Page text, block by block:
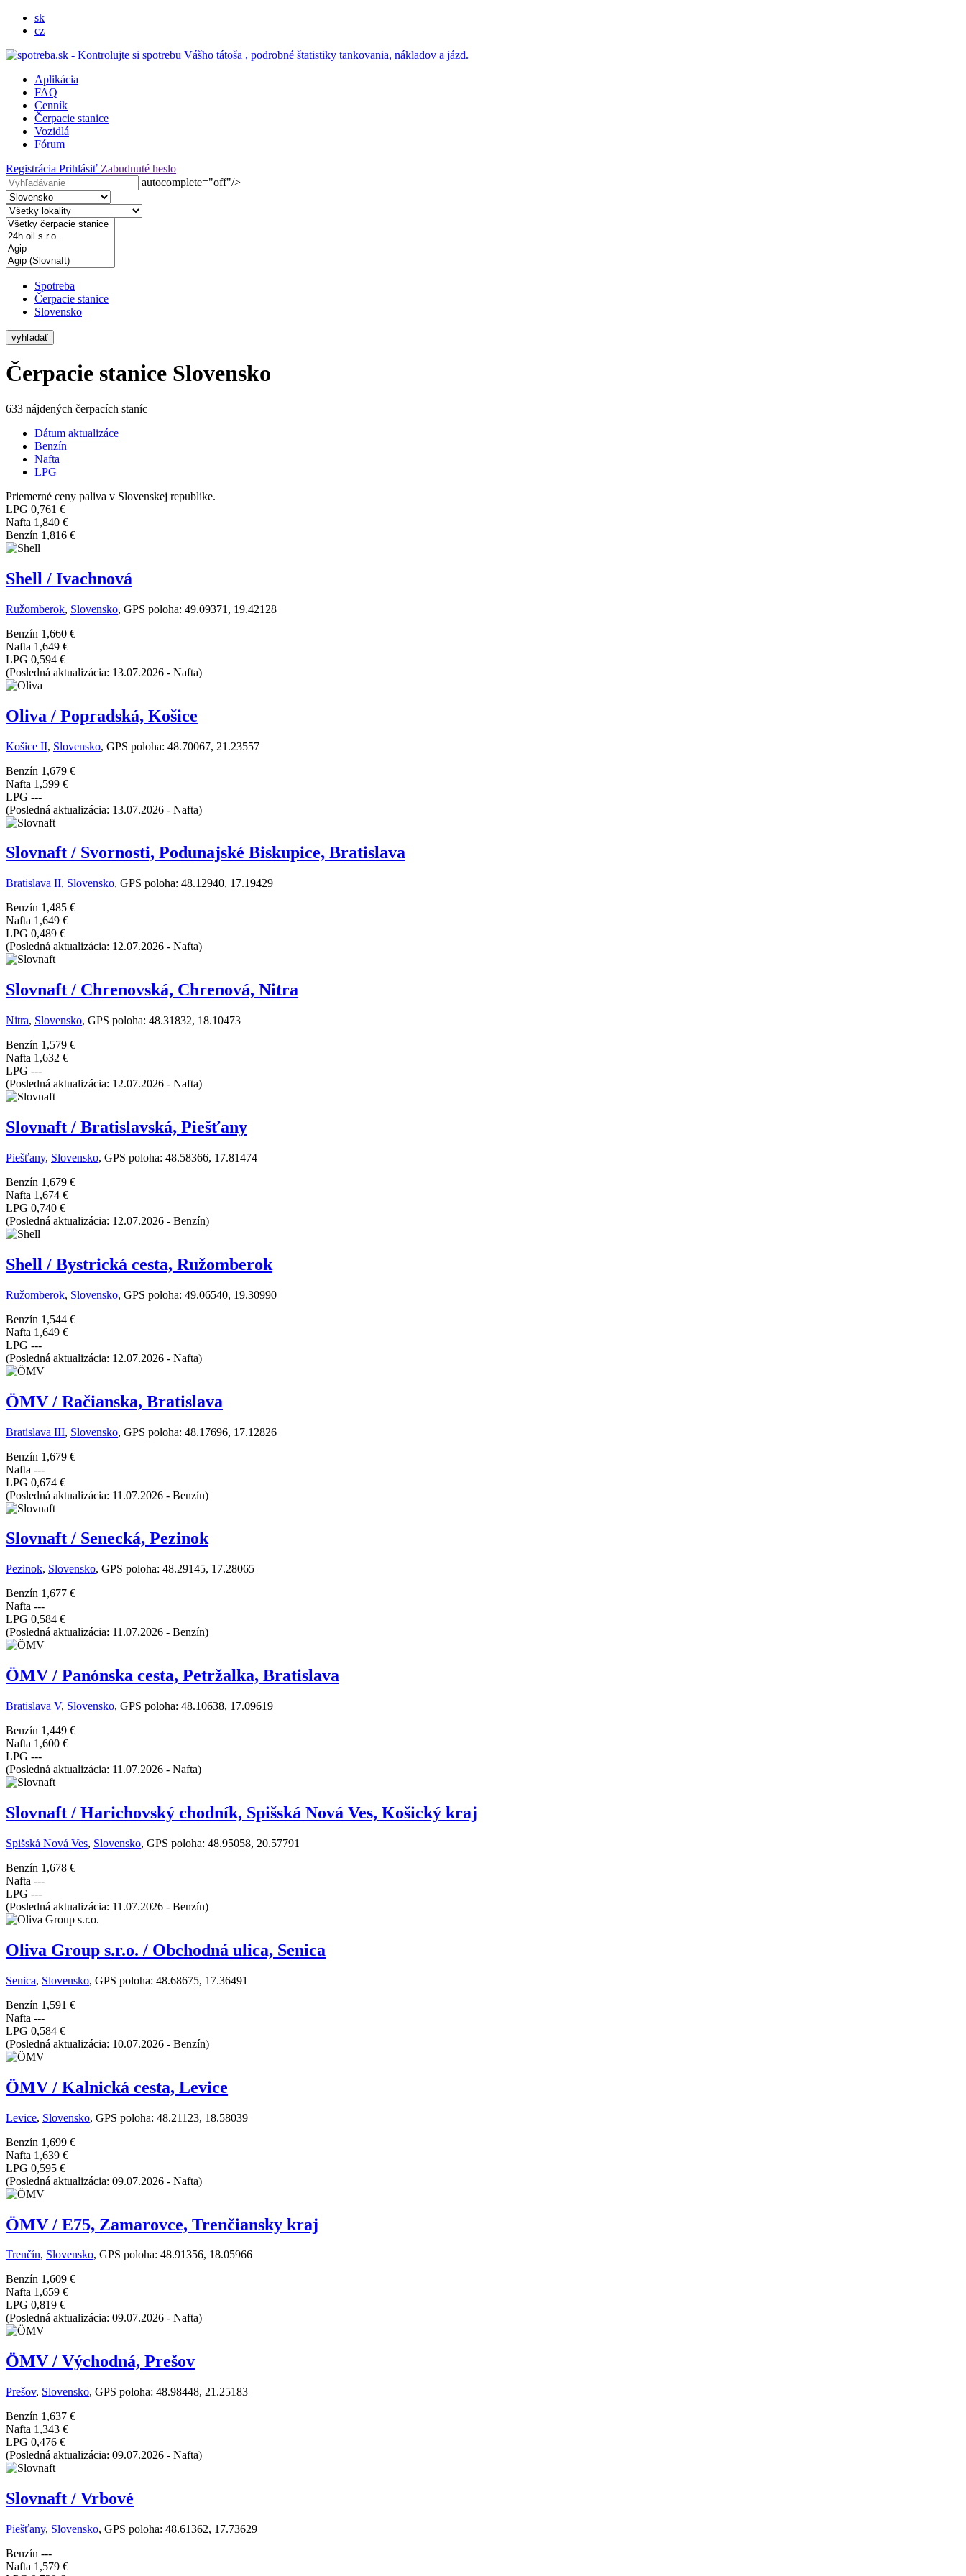
sk
cz
Aplikácia
FAQ
Cenník
Čerpacie stanice
Vozidlá
Fórum
Registrácia Prihlásiť Zabudnuté heslo
autocomplete="off"/>
Spotreba
Čerpacie stanice
Slovensko
vyhľadať
Čerpacie stanice Slovensko
633 nájdených čerpacích staníc
Dátum aktualizáce
Benzín
Nafta
LPG
Priemerné ceny paliva v Slovenskej republike.
LPG 0,761 €
Nafta 1,840 €
Benzín 1,816 €
Shell / Ivachnová
Ružomberok, Slovensko, GPS poloha: 49.09371, 19.42128
Benzín 1,660 €
Nafta 1,649 €
LPG 0,594 €
(Posledná aktualizácia: 13.07.2026 - Nafta)
Oliva / Popradská, Košice
Košice II, Slovensko, GPS poloha: 48.70067, 21.23557
Benzín 1,679 €
Nafta 1,599 €
LPG ---
(Posledná aktualizácia: 13.07.2026 - Nafta)
Slovnaft / Svornosti, Podunajské Biskupice, Bratislava
Bratislava II, Slovensko, GPS poloha: 48.12940, 17.19429
Benzín 1,485 €
Nafta 1,649 €
LPG 0,489 €
(Posledná aktualizácia: 12.07.2026 - Nafta)
Slovnaft / Chrenovská, Chrenová, Nitra
Nitra, Slovensko, GPS poloha: 48.31832, 18.10473
Benzín 1,579 €
Nafta 1,632 €
LPG ---
(Posledná aktualizácia: 12.07.2026 - Nafta)
Slovnaft / Bratislavská, Piešťany
Piešťany, Slovensko, GPS poloha: 48.58366, 17.81474
Benzín 1,679 €
Nafta 1,674 €
LPG 0,740 €
(Posledná aktualizácia: 12.07.2026 - Benzín)
Shell / Bystrická cesta, Ružomberok
Ružomberok, Slovensko, GPS poloha: 49.06540, 19.30990
Benzín 1,544 €
Nafta 1,649 €
LPG ---
(Posledná aktualizácia: 12.07.2026 - Nafta)
ÖMV / Račianska, Bratislava
Bratislava III, Slovensko, GPS poloha: 48.17696, 17.12826
Benzín 1,679 €
Nafta ---
LPG 0,674 €
(Posledná aktualizácia: 11.07.2026 - Benzín)
Slovnaft / Senecká, Pezinok
Pezinok, Slovensko, GPS poloha: 48.29145, 17.28065
Benzín 1,677 €
Nafta ---
LPG 0,584 €
(Posledná aktualizácia: 11.07.2026 - Benzín)
ÖMV / Panónska cesta, Petržalka, Bratislava
Bratislava V, Slovensko, GPS poloha: 48.10638, 17.09619
Benzín 1,449 €
Nafta 1,600 €
LPG ---
(Posledná aktualizácia: 11.07.2026 - Nafta)
Slovnaft / Harichovský chodník, Spišská Nová Ves, Košický kraj
Spišská Nová Ves, Slovensko, GPS poloha: 48.95058, 20.57791
Benzín 1,678 €
Nafta ---
LPG ---
(Posledná aktualizácia: 11.07.2026 - Benzín)
Oliva Group s.r.o. / Obchodná ulica, Senica
Senica, Slovensko, GPS poloha: 48.68675, 17.36491
Benzín 1,591 €
Nafta ---
LPG 0,584 €
(Posledná aktualizácia: 10.07.2026 - Benzín)
ÖMV / Kalnická cesta, Levice
Levice, Slovensko, GPS poloha: 48.21123, 18.58039
Benzín 1,699 €
Nafta 1,639 €
LPG 0,595 €
(Posledná aktualizácia: 09.07.2026 - Nafta)
ÖMV / E75, Zamarovce, Trenčiansky kraj
Trenčín, Slovensko, GPS poloha: 48.91356, 18.05966
Benzín 1,609 €
Nafta 1,659 €
LPG 0,819 €
(Posledná aktualizácia: 09.07.2026 - Nafta)
ÖMV / Východná, Prešov
Prešov, Slovensko, GPS poloha: 48.98448, 21.25183
Benzín 1,637 €
Nafta 1,343 €
LPG 0,476 €
(Posledná aktualizácia: 09.07.2026 - Nafta)
Slovnaft / Vrbové
Piešťany, Slovensko, GPS poloha: 48.61362, 17.73629
Benzín ---
Nafta 1,579 €